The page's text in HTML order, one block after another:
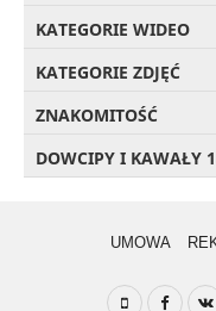
KATEGORIE WIDEO
KATEGORIE ZDJĘĆ
ZNAKOMITOŚĆ
DOWCIPY I KAWAŁY
UMOWA